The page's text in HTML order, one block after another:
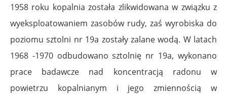
1958 roku kopalnia została zlikwidowana w związku z
wyeksploatowaniem zasobów rudy, zaś wyrobiska do
poziomu sztolni nr 19a zostały zalane wodą. W latach
1968 -1970 odbudowano sztolnię nr 19a, wykonano
prace badawcze nad koncentracją radonu w
powietrzu kopalnianym i jego zmiennością w